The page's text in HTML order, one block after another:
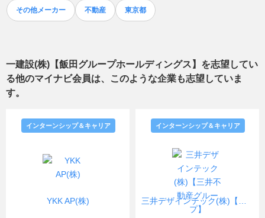
その他メーカー 不動産 東京都
一建設(株)【飯田グループホールディングス】 を志望してい
る他のマイナビ会員は、このような企業も志望していま
す。
YKK AP(株)
インターンシップ＆キャリア インターンシップ＆キャリア